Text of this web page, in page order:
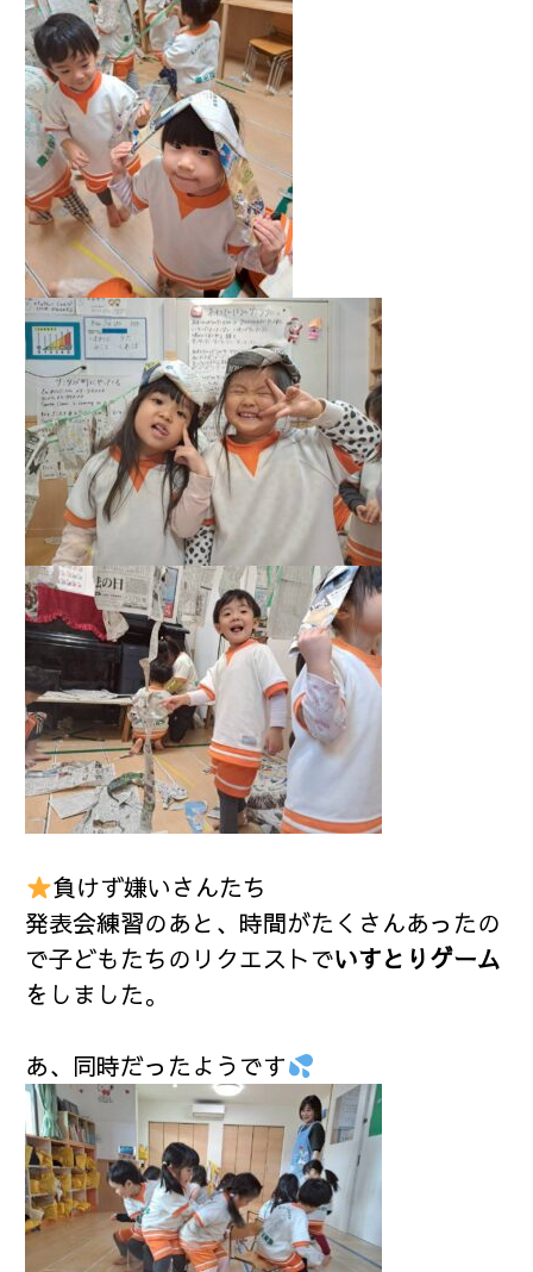
負けず嫌いさんたち
発表会練習のあと、時間がたくさんあったの
で子どもたちのリクエストでいすとりゲーム
をしました。
あ、同時だったようです